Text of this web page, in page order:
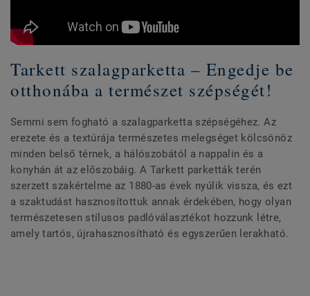
Tarkett szalagparketta – Engedje be
otthonába a természet szépségét!
Semmi sem fogható a szalagparketta szépségéhez. Az
erezete és a textúrája természetes melegséget kölcsönöz
minden belső térnek, a hálószobától a nappalin és a
konyhán át az előszobáig. A Tarkett parketták terén
szerzett szakértelme az 1880-as évek nyúlik vissza, és ezt
a szaktudást hasznosítottuk annak érdekében, hogy olyan
természetesen stílusos padlóválasztékot hozzunk létre,
amely tartós, újrahasznosítható és egyszerűen lerakható.